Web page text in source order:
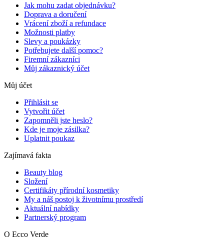
Jak mohu zadat objednávku?
Doprava a doručení
Vrácení zboží a refundace
Možnosti platby
Slevy a poukázky
Potřebujete další pomoc?
Firemní zákazníci
Můj zákaznický účet
Můj účet
Přihlásit se
Vytvořit účet
Zapomněli jste heslo?
Kde je moje zásilka?
Uplatnit poukaz
Zajímavá fakta
Beauty blog
Složení
Certifikáty přírodní kosmetiky
My a náš postoj k životnímu prostředí
Aktuální nabídky
Partnerský program
O Ecco Verde